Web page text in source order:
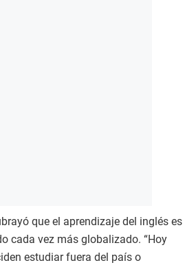
que el aprendizaje del inglés es
cada vez más globalizado. “Hoy
estudiar fuera del país o